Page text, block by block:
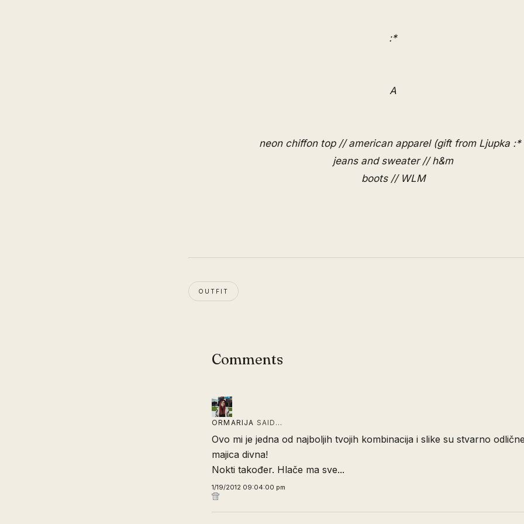
:*
A
neon chiffon top // american apparel (gift from Ljupka :*
jeans and sweater // h&m
boots // WLM
OUTFIT
Comments
ORMARIJA SAID…
Ovo mi je jedna od najboljih tvojih kombinacija i slike su stvarno
majica divna!
Nokti također. Hlače ma sve...
1/19/2012 09:04:00 pm